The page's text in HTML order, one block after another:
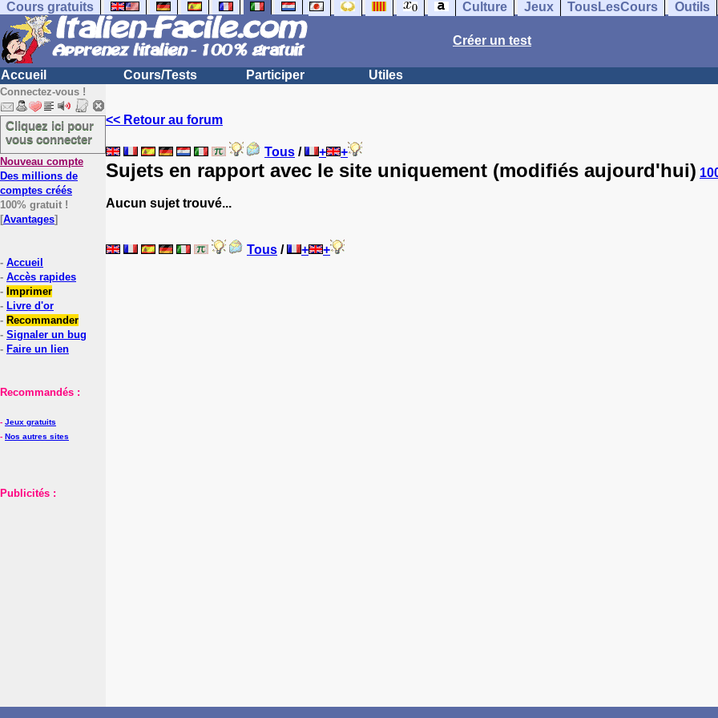
Cours gratuits Culture Jeux TousLesCours Outils
Créer un test
Accueil Cours/Tests Participer Utiles
Connectez-vous !
Cliquez ici pour
vous connecter
Nouveau compte
Des millions de
comptes créés
100% gratuit !
[Avantages]
- Accueil
- Accès rapides
- Imprimer
- Livre d'or
- Recommander
- Signaler un bug
- Faire un lien
Recommandés :
- Jeux gratuits
- Nos autres sites
Publicités :
<< Retour au forum
Tous / + +
Sujets en rapport avec le site uniquement (modifiés aujourd'hui)
Aucun sujet trouvé...
Tous / + +